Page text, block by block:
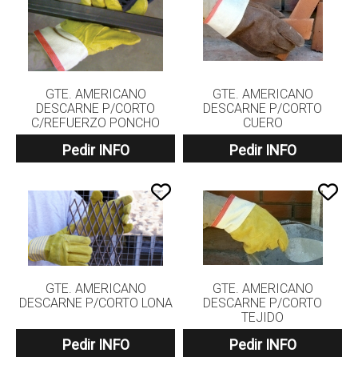
GTE. AMERICANO
DESCARNE P/CORTO
C/REFUERZO PONCHO
Pedir INFO
GTE. AMERICANO
DESCARNE P/CORTO
CUERO
Pedir INFO
GTE. AMERICANO
DESCARNE P/CORTO LONA
Pedir INFO
GTE. AMERICANO
DESCARNE P/CORTO
TEJIDO
Pedir INFO